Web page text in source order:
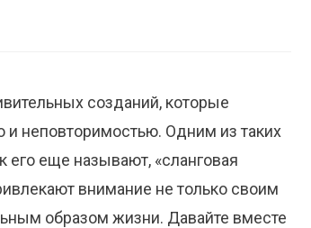
созданий, которые
и неповторимостью. Одним из таких
его еще называют, «сланговая
внимание не только своим
образом жизни. Давайте вместе